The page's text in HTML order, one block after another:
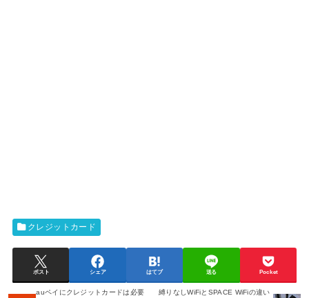
クレジットカード
ポスト シェア はてブ 送る Pocket
auペイにクレジットカードは必要
縛りなしWiFiとSPACE WiFiの違い